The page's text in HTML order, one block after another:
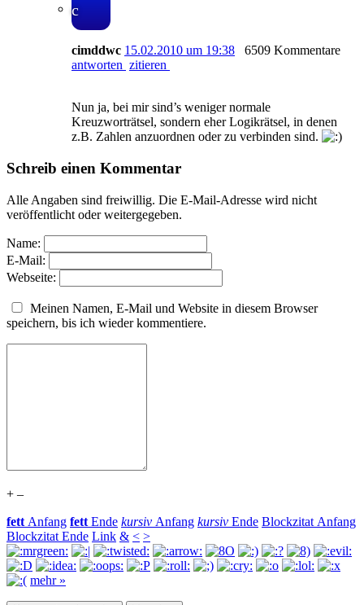
c
cimddwc 15.02.2010 um 19:38
6509 Kommentare
antworten zitieren
Nun ja, bei mir sind’s weniger normale
Kreuzworträtsel, sondern eher Logikrätsel, in denen
z.B. Zahlen anzuordnen oder zu verbinden sind.
Schreib einen Kommentar
Alle Angaben sind freiwillig. Die E-Mail-Adresse wird nicht
veröffentlicht oder weitergegeben.
Name:
E-Mail:
Webseite:
Meinen Namen, E-Mail und Website in diesem Browser
speichern, bis ich wieder kommentiere.
+ –
fett Anfang fett Ende kursiv Anfang kursiv Ende Blockzitat Anfang
Blockzitat Ende Link & < >
mehr »